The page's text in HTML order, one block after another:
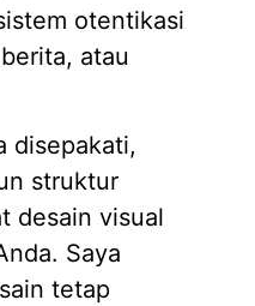
otentikasi
atau
disepakati,
struktur
desain visual
Saya
tetap